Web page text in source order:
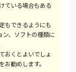
ている場合もある
もできるようにも
、ソフトの種類に
おくとよいでしょ
勧めします。